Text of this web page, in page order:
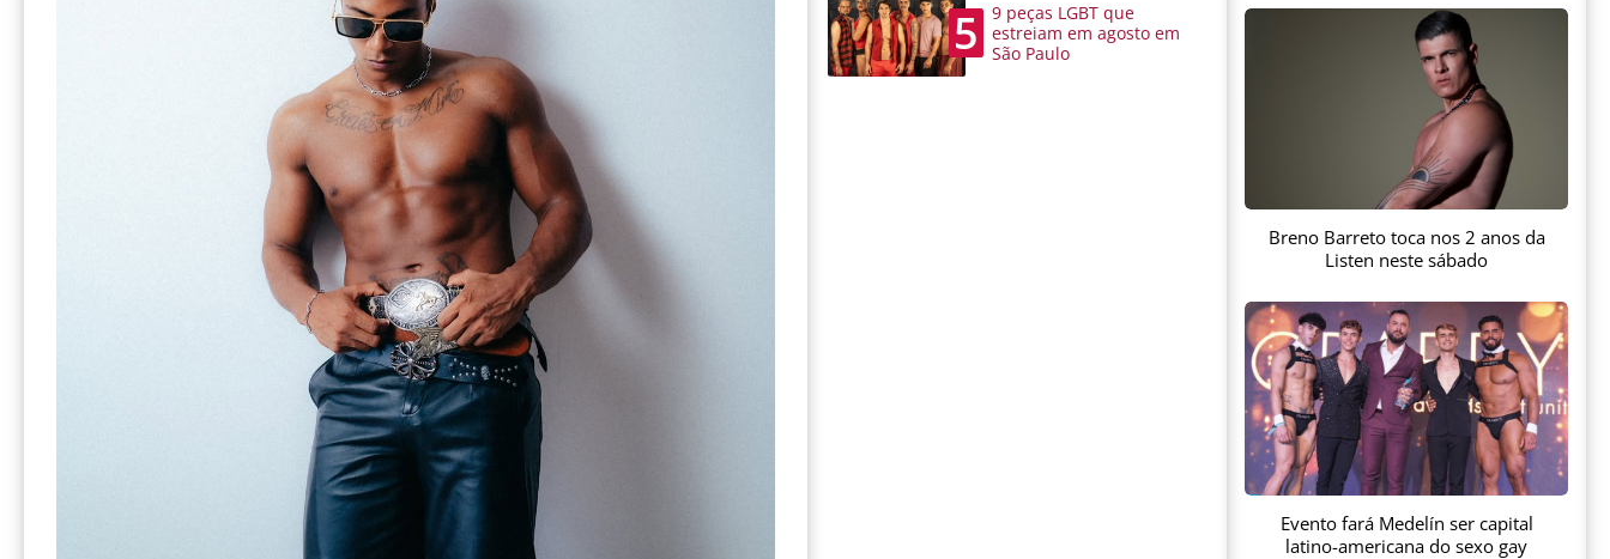
5
9 peças LGBT que
estreiam em agosto em
São Paulo
Breno Barreto toca nos 2 anos da
Listen neste sábado
Evento fará Medelín ser capital
latino-americana do sexo gay